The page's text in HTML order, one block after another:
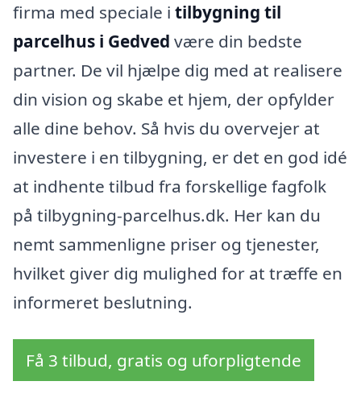
firma med speciale i tilbygning til
parcelhus i Gedved være din bedste
partner. De vil hjælpe dig med at realisere
din vision og skabe et hjem, der opfylder
alle dine behov. Så hvis du overvejer at
investere i en tilbygning, er det en god idé
at indhente tilbud fra forskellige fagfolk
på tilbygning-parcelhus.dk. Her kan du
nemt sammenligne priser og tjenester,
hvilket giver dig mulighed for at træffe en
informeret beslutning.
Få 3 tilbud, gratis og uforpligtende